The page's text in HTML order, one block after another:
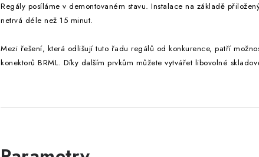
Regály posíláme v demontovaném stavu. Instalace na základě
netrvá déle než 15 minut.
Mezi řešení, která odlišují tuto řadu regálů od konkurence, patří
konektorů BRML. Díky dalším prvkům můžete vytvářet libovolné